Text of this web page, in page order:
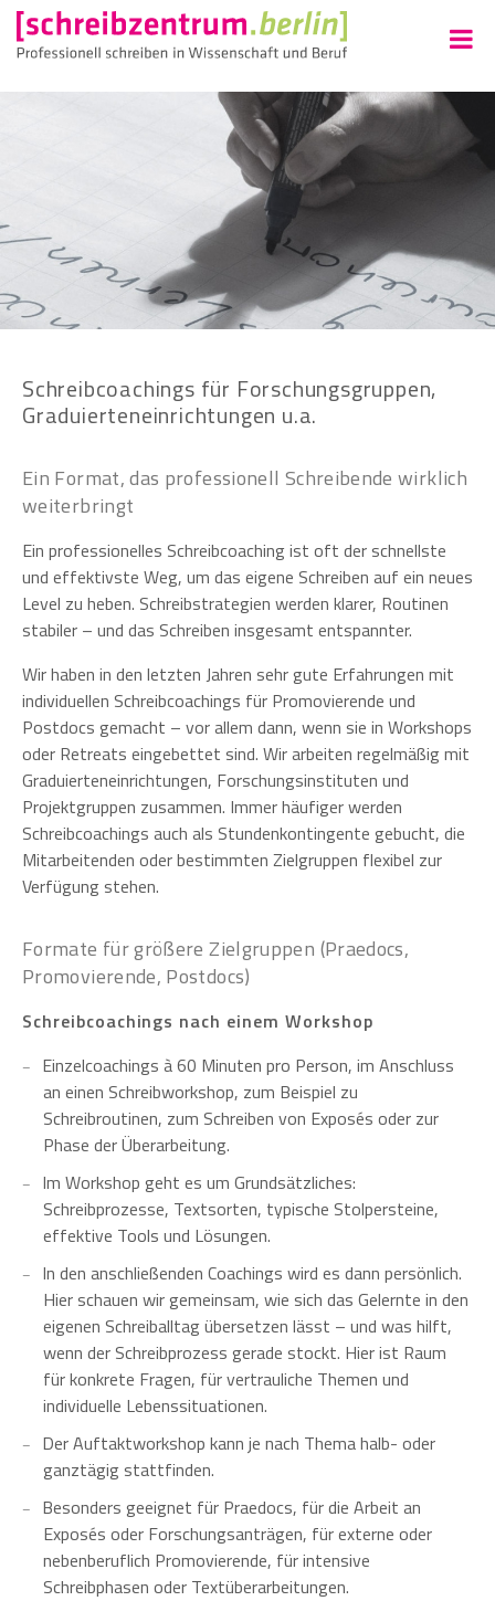
Schreibcoachings für Forschungsgruppen,
Graduierteneinrichtungen u.a.
Ein Format, das professionell Schreibende wirklich
weiterbringt
Ein professionelles Schreibcoaching ist oft der schnellste
und effektivste Weg, um das eigene Schreiben auf ein neues
Level zu heben. Schreibstrategien werden klarer, Routinen
stabiler – und das Schreiben insgesamt entspannter.
Wir haben in den letzten Jahren sehr gute Erfahrungen mit
individuellen Schreibcoachings für Promovierende und
Postdocs gemacht – vor allem dann, wenn sie in Workshops
oder Retreats eingebettet sind. Wir arbeiten regelmäßig mit
Graduierteneinrichtungen, Forschungsinstituten und
Projektgruppen zusammen. Immer häufiger werden
Schreibcoachings auch als Stundenkontingente gebucht, die
Mitarbeitenden oder bestimmten Zielgruppen flexibel zur
Verfügung stehen.
Formate für größere Zielgruppen (Praedocs,
Promovierende, Postdocs)
Schreibcoachings nach einem Workshop
Einzelcoachings à 60 Minuten pro Person, im Anschluss
an einen Schreibworkshop, zum Beispiel zu
Schreibroutinen, zum Schreiben von Exposés oder zur
Phase der Überarbeitung.
Im Workshop geht es um Grundsätzliches:
Schreibprozesse, Textsorten, typische Stolpersteine,
effektive Tools und Lösungen.
In den anschließenden Coachings wird es dann persönlich.
Hier schauen wir gemeinsam, wie sich das Gelernte in den
eigenen Schreiballtag übersetzen lässt – und was hilft,
wenn der Schreibprozess gerade stockt. Hier ist Raum
für konkrete Fragen, für vertrauliche Themen und
individuelle Lebenssituationen.
Der Auftaktworkshop kann je nach Thema halb- oder
ganztägig stattfinden.
Besonders geeignet für Praedocs, für die Arbeit an
Exposés oder Forschungsanträgen, für externe oder
nebenberuflich Promovierende, für intensive
Schreibphasen oder Textüberarbeitungen.